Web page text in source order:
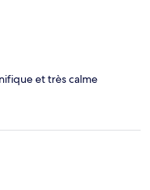
et très calme